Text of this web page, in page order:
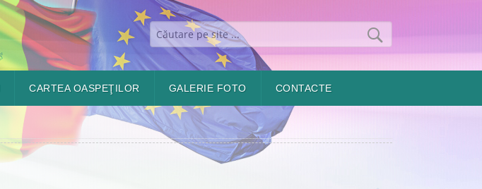
CARTEA OASPEŢILOR GALERIE FOTO CONTACTE